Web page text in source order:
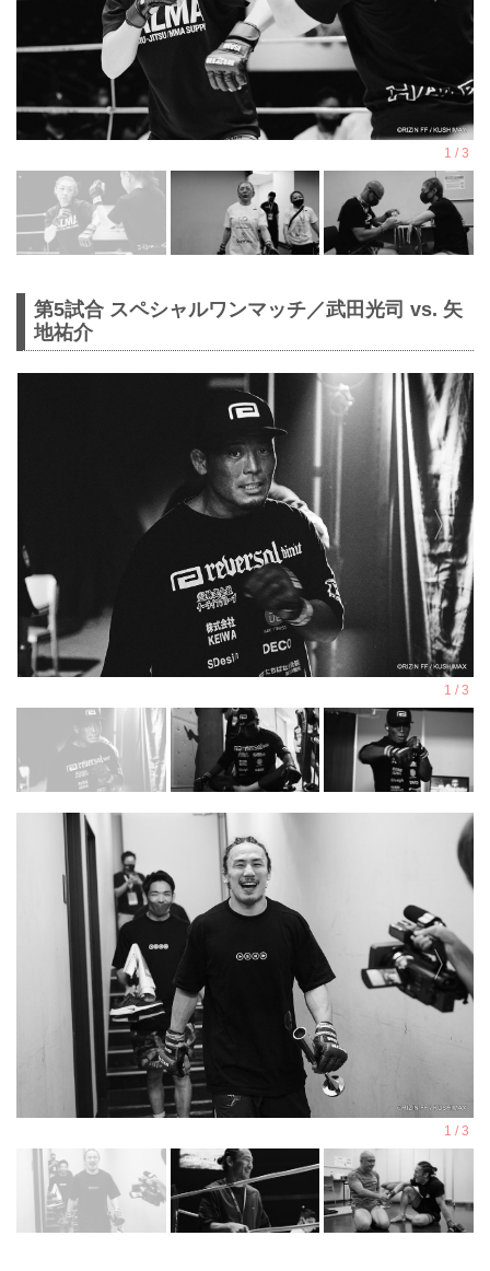
第5試合 スペシャルワンマッチ／武田光司 vs. 矢
地祐介